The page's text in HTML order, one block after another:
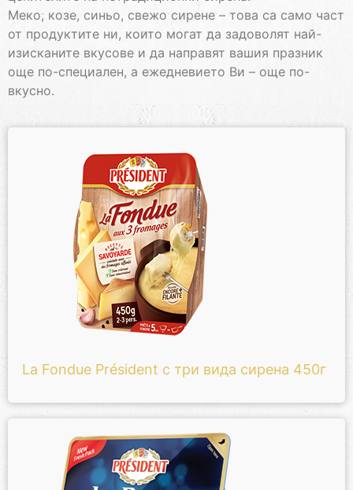
Меко, козе, синьо, свежо сирене – това са само част
от продуктите ни, които могат да задоволят най-
изисканите вкусове и да направят вашия празник
още по-специален, а ежедневието Ви – още по-
вкусно.
La Fondue Président с три вида сирена 450г